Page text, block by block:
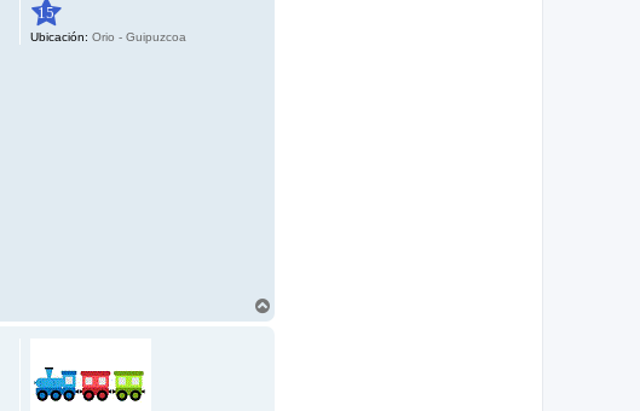
15
Ubicación: Orio - Guipuzcoa